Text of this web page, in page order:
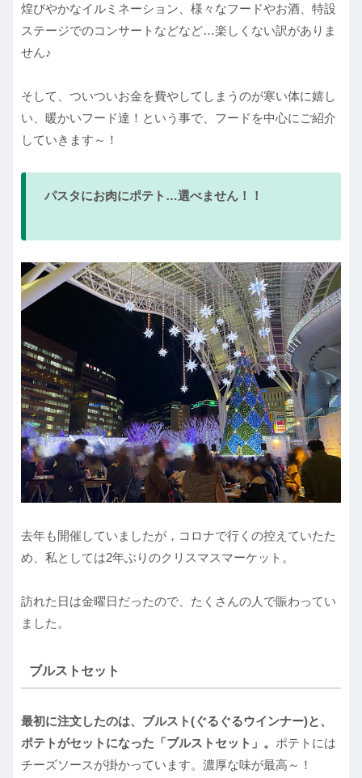
煌びやかなイルミネーション、様々なフードやお酒、特設
ステージでのコンサートなどなど…楽しくない訳がありま
せん♪
そして、ついついお金を費やしてしまうのが寒い体に嬉し
い、暖かいフード達！という事で、フードを中心にご紹介
していきます～！
パスタにお肉にポテト…選べません！！
去年も開催していましたが，コロナで行くの控えていたた
め、私としては2年ぶりのクリスマスマーケット。
訪れた日は金曜日だったので、たくさんの人で賑わってい
ました。
ブルストセット
最初に注文したのは、ブルスト(ぐるぐるウインナー)と、
ポテトがセットになった「ブルストセット」。 ポテトには
チーズソースが掛かっています。濃厚な味が最高～！